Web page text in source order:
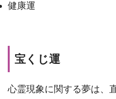
健康運
宝くじ運
心霊現象に関する夢は、